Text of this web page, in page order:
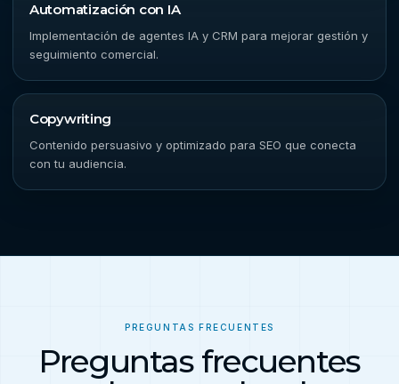
Automatización con IA
Implementación de agentes IA y CRM para mejorar gestión y
seguimiento comercial.
Copywriting
Contenido persuasivo y optimizado para SEO que conecta
con tu audiencia.
PREGUNTAS FRECUENTES
Preguntas frecuentes